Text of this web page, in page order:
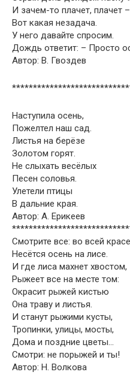
И зачем-то плачет, плачет –
Вот какая незадача.
У него давайте спросим.
Дождь ответит: – Просто
Автор: В. Гвоздев
Наступила осень,
Пожелтел наш сад.
Листья на берёзе
Золотом горят.
Не слыхать весёлых
Песен соловья.
Улетели птицы
В дальние края.
Автор: А. Ерикеев
Смотрите все: во всей красе
Несётся осень на лисе.
И где лиса махнет хвостом,
Рыжеет все на месте том:
Окрасит рыжей кистью
Она траву и листья.
И станут рыжими кусты,
Тропинки, улицы, мосты,
Дома и поздние цветы…
Смотри: не порыжей и ты!
Автор: Н. Волкова